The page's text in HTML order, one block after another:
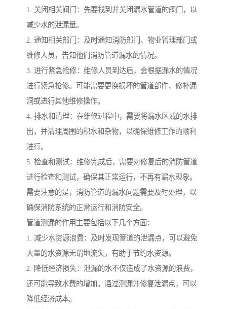
1. 关闭相关阀门：先要找到并关闭漏水管道的阀门，以
减少水的泄漏量。
2. 通知相关部门：及时通知消防部门、物业管理部门或
维修人员，告知他们消防管道漏水的情况。
3. 进行紧急抢修：维修人员到达后，会根据漏水的情况
进行紧急抢修。可能需要更换损坏的管道部件、修补漏
洞或进行其他维修操作。
4. 排水和清理：在维修过程中，需要将漏水区域的水排
出，并清理周围的积水和杂物，以确保维修工作的顺利
进行。
5. 检查和测试：维修完成后，需要对修复后的消防管道
进行检查和测试，确保其正常运行，不再有漏水现象。
需要注意的是，消防管道的漏水问题需要及时处理，以
确保消防系统的正常运行和消防安全。
管道测漏的作用主要包括以下几个方面：
1. 减少水资源浪费：及时发现管道的泄漏点，可以避免
大量的水资源无谓地流失，有助于节约水资源。
2. 降低经济损失：泄漏的水不仅造成了水资源的浪费，
还可能导致水费的增加。通过测漏并修复泄漏点，可以
降低经济成本。